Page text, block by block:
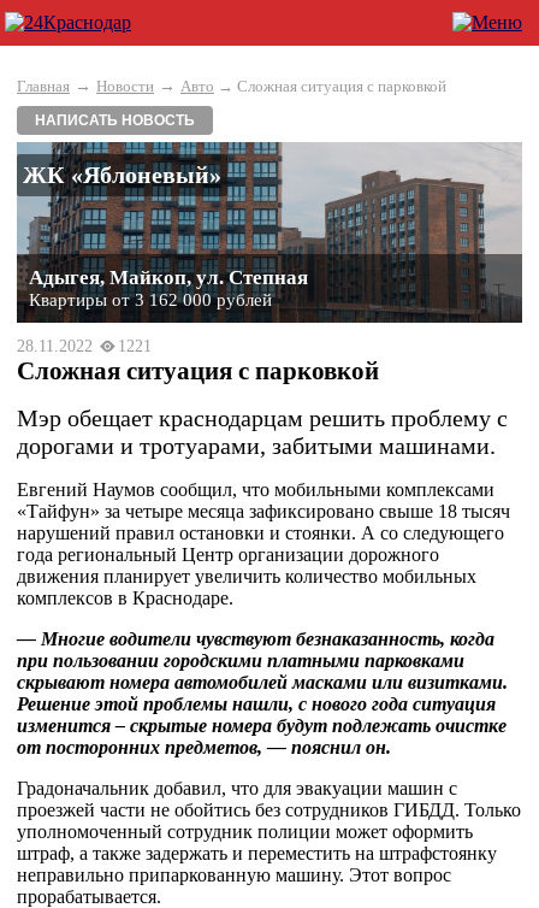
Главная → Новости → Авто → Cложная ситуация с парковкой
НАПИСАТЬ НОВОСТЬ
ЖК «Яблоневый»
Адыгея, Майкоп, ул. Степная
Квартиры от 3 162 000 рублей
28.11.2022 1221
Cложная ситуация с парковкой
Мэр обещает краснодарцам решить проблему с
дорогами и тротуарами, забитыми машинами.
Евгений Наумов сообщил, что мобильными комплексами
«Тайфун» за четыре месяца зафиксировано свыше 18 тысяч
нарушений правил остановки и стоянки. А со следующего
года региональный Центр организации дорожного
движения планирует увеличить количество мобильных
комплексов в Краснодаре.
— Многие водители чувствуют безнаказанность, когда
при пользовании городскими платными парковками
скрывают номера автомобилей масками или визитками.
Решение этой проблемы нашли, с нового года ситуация
изменится – скрытые номера будут подлежать очистке
от посторонних предметов, — пояснил он.
Градоначальник добавил, что для эвакуации машин с
проезжей части не обойтись без сотрудников ГИБДД. Только
уполномоченный сотрудник полиции может оформить
штраф, а также задержать и переместить на штрафстоянку
неправильно припаркованную машину. Этот вопрос
прорабатывается.